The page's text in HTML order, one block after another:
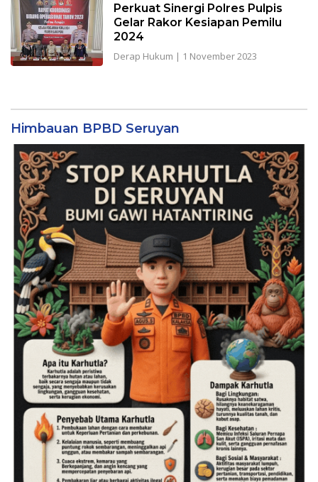
Perkuat Sinergi Polres Pulpis
Gelar Rakor Kesiapan Pemilu
2024
Derap Hukum | 1 November 2023
Himbauan BPBD Seruyan